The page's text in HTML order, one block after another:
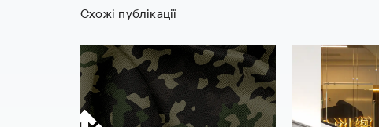
Схожі публікації